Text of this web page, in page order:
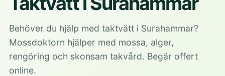
Behöver du hjälp med taktvätt i Surahammar?
Mossdoktorn hjälper med mossa, alger,
rengöring och skonsam takvård. Begär offert
online.